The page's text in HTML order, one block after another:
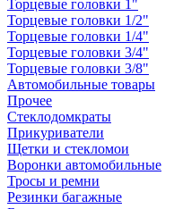
Торцевые головки 1"
Торцевые головки 1/2"
Торцевые головки 1/4"
Торцевые головки 3/4"
Торцевые головки 3/8"
Автомобильные товары
Прочее
Стеклодомкраты
Прикуриватели
Щетки и стекломои
Воронки автомобильные
Тросы и ремни
Резинки багажные